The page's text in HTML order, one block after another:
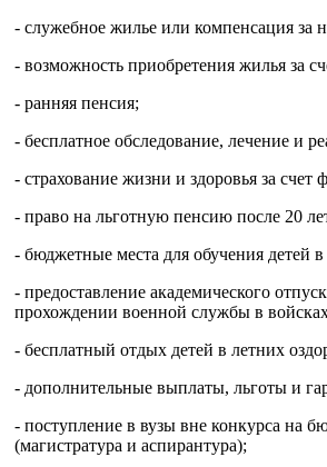
- служебное жилье или компенсация за
- возможность приобретения жилья за
- ранняя пенсия;
- бесплатное обследование, лечение и
- страхование жизни и здоровья за счет
- право на льготную пенсию после 20
- бюджетные места для обучения детей в
- предоставление академического
прохождении военной службы в
- бесплатный отдых детей в летних
- дополнительные выплаты, льготы и
- поступление в вузы вне конкурса на
(магистратура и аспирантура);